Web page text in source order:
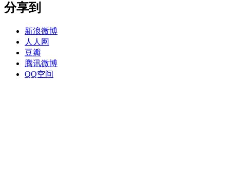
分享到
新浪微博
人人网
豆瓣
腾讯微博
QQ空间